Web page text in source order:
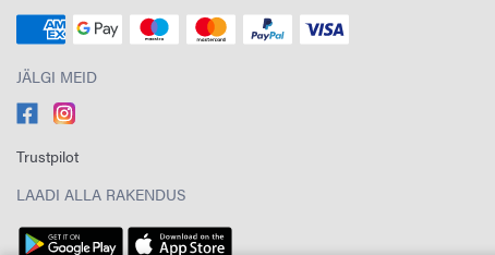
JÄLGI MEID
Trustpilot
LAADI ALLA RAKENDUS